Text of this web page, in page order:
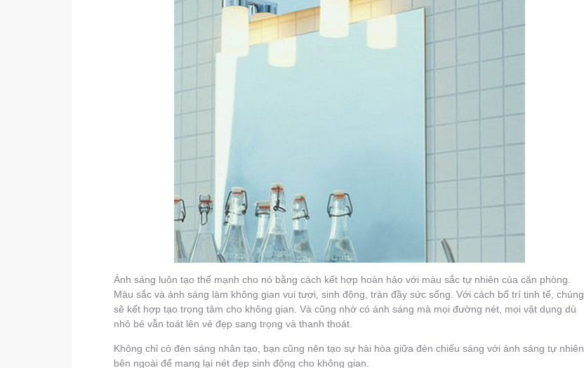
Ánh sáng luôn tạo thế mạnh cho nó bằng cách kết hợp hoàn hảo với màu sắc tự nhiên của căn phòng.
Màu sắc và ánh sáng làm không gian vui tươi, sinh động, tràn đầy sức sống. Với cách bố trí tinh tế, chúng
sẽ kết hợp tạo trọng tâm cho không gian. Và cũng nhờ có ánh sáng mà mọi đường nét, mọi vật dụng dù
nhỏ bé vẫn toát lên vẻ đẹp sang trọng và thanh thoát.
Không chỉ có đèn sáng nhân tạo, bạn cũng nên tạo sự hài hòa giữa đèn chiếu sáng với ánh sáng tự nhiên
bên ngoài để mang lại nét đẹp sinh động cho không gian.